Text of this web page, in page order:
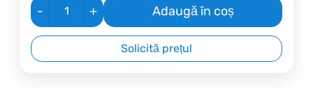
- + Adaugă în coș
Solicită prețul